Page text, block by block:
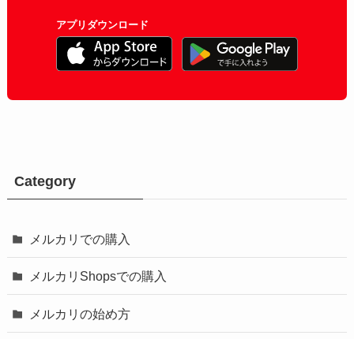
アプリダウンロード
Category
メルカリでの購入
メルカリShopsでの購入
メルカリの始め方